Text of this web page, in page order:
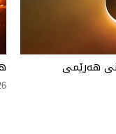
هەرێمی